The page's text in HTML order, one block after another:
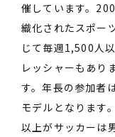
催しています。
織化されたスポー
じて毎週1,500人
レッシャーもあり
す。年長の参加者
モデルとなります
以上がサッカーは